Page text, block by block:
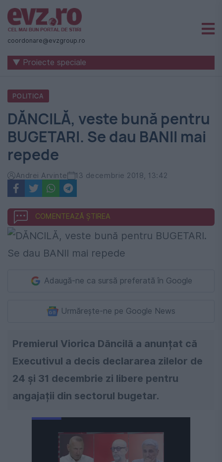
Știri
naționale
internaționale
România
-
Evenimentul
Zilei
coordonare@evzgroup.ro
▼ Proiecte speciale
POLITICA
DĂNCILĂ, veste bună pentru
BUGETARI. Se dau BANII mai
repede
Andrei Arvinte 13 decembrie 2018, 13:42
COMENTEAZĂ ȘTIREA
Adaugă-ne ca sursă preferată în Google
Urmărește-ne pe Google News
Premierul Viorica Dăncilă a anunțat că
Executivul a decis declararea zilelor de
24 și 31 decembrie zi libere pentru
angajații din sectorul bugetar.